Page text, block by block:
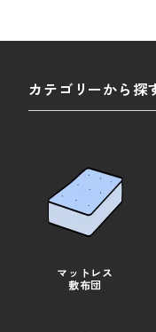
カテゴリーから探
マットレス
敷布団